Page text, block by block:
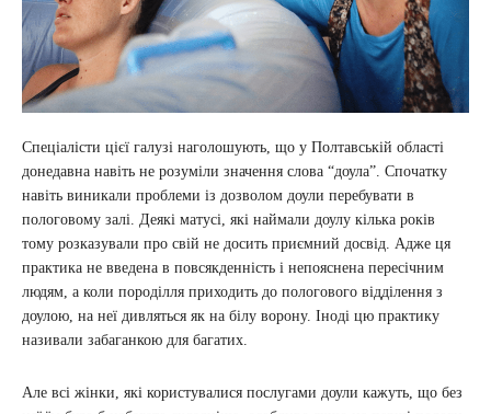
Спеціалісти цієї галузі наголошують, що у Полтавській області
донедавна навіть не розуміли значення слова “доула”. Спочатку
навіть виникали проблеми із дозволом доули перебувати в
пологовому залі. Деякі матусі, які наймали доулу кілька років
тому розказували про свій не досить приємний досвід. Адже ця
практика не введена в повсякденність і непояснена пересічним
людям, а коли породілля приходить до пологового відділення з
доулою, на неї дивляться як на білу ворону. Іноді цю практику
називали забаганкою для багатих.
Але всі жінки, які користувалися послугами доули кажуть, що без